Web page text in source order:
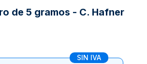
de 5 gramos - C. Hafner
SIN IVA